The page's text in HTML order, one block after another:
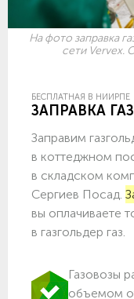
На фото заправка
сети Vervex.
БЕСПЛАТНАЯ В НИИРПЕ
ЗАПРАВКА
Заправим
в коттеджном
в складском
Сергиев Посад.
вы оплачиваете
в газгольдер газ.
Газовозы
объемом